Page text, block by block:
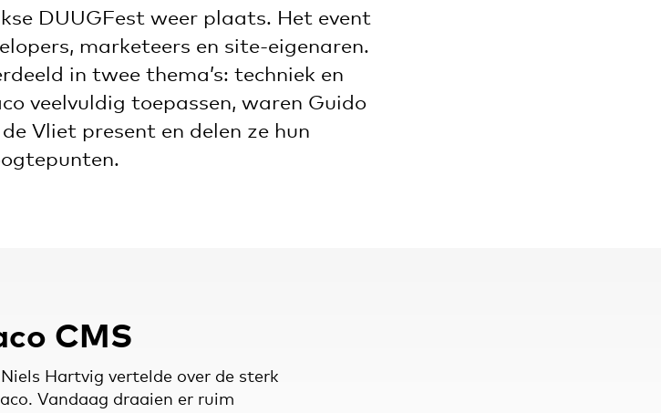
DUUGFest weer plaats. Het event
marketeers en site-eigenaren.
in twee thema’s: techniek en
veelvuldig toepassen, waren Guido
Vliet present en delen ze hun
CMS
Hartvig vertelde over de sterk
Vandaag draaien er ruim